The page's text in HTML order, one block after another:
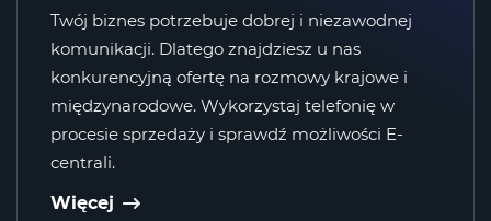
Twój biznes potrzebuje dobrej i niezawodnej
komunikacji. Dlatego znajdziesz u nas
konkurencyjną ofertę na rozmowy krajowe i
międzynarodowe. Wykorzystaj telefonię w
procesie sprzedaży i sprawdź możliwości E-
centrali.
Więcej